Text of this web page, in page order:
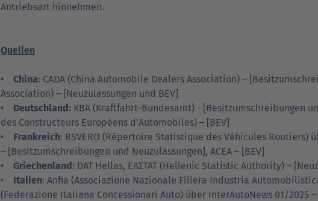
Antriebsart hinnehmen.
Quellen
• China: CADA (China Automobile Dealers Association) –
Association) – [Neuzulassungen und BEV]
• Deutschland: KBA (Kraftfahrt-Bundesamt) - [Besitzumschreibungen
des Constructeurs Européens d’Automobiles) – [BEV]
• Frankreich: RSVERO (Répertoire Statistique des Véhicules
– [Besitzumschreibungen und Neuzulassungen], ACEA – [BEV]
• Griechenland: DAT Hellas, ΕΛΣΤΑΤ (Hellenic Statistic Authority) –
• Italien: Anfia (Associazione Nazionale Filiera Industria
(Federazione Italiana Concessionari Auto) über InterAutoNews 01/2025 –